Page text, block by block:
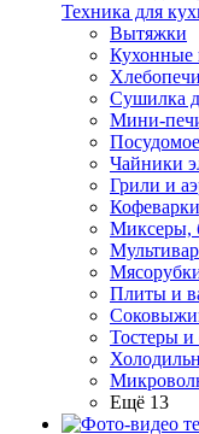
Техника для
Вытяжки
Кухонные
Хлебопечи
Сушилка
Мини-
Чайники
Грили и
Миксеры,
Плиты и
Тостеры
Ещё 13